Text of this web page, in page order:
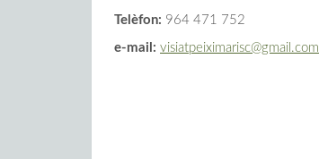
Telèfon: 964 471 752
e-mail: visiatpeiximarisc@gmail.com